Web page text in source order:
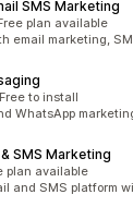
SMS Marketing
plan available
email marketing,
Free to install
WhatsApp
SMS Marketing
plan available
and SMS platform